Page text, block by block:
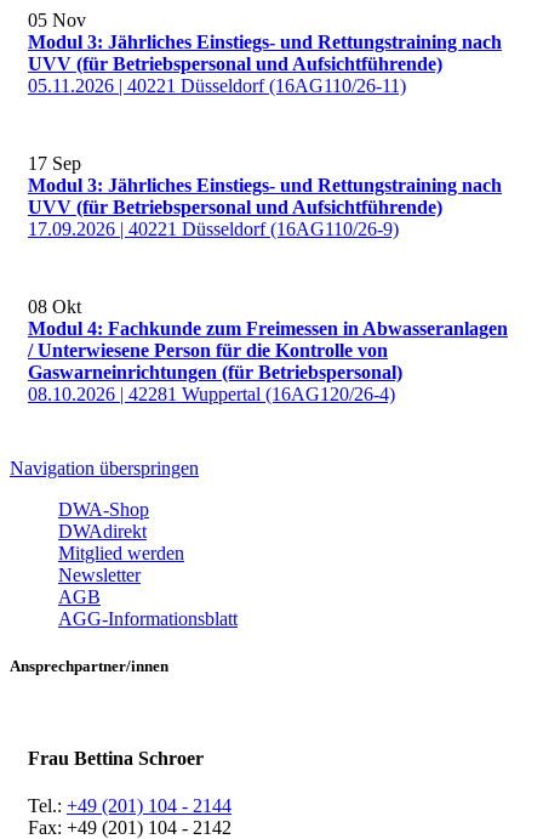
05 Nov
Modul 3: Jährliches Einstiegs- und Rettungstraining nach
UVV (für Betriebspersonal und Aufsichtführende)
05.11.2026 | 40221 Düsseldorf (16AG110/26-11)
17 Sep
Modul 3: Jährliches Einstiegs- und Rettungstraining nach
UVV (für Betriebspersonal und Aufsichtführende)
17.09.2026 | 40221 Düsseldorf (16AG110/26-9)
08 Okt
Modul 4: Fachkunde zum Freimessen in Abwasseranlagen
/ Unterwiesene Person für die Kontrolle von
Gaswarneinrichtungen (für Betriebspersonal)
08.10.2026 | 42281 Wuppertal (16AG120/26-4)
Navigation überspringen
DWA-Shop
DWAdirekt
Mitglied werden
Newsletter
AGB
AGG-Informationsblatt
Ansprechpartner/innen
Frau Bettina Schroer
Tel.: +49 (201) 104 - 2144
Fax: +49 (201) 104 - 2142